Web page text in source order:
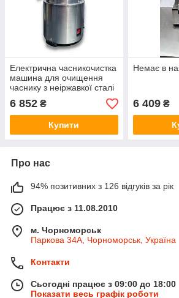
Електрична часникочистка
машина для очищення
часнику з неіржавкої сталі
Vektor-JC003 (15 кг/год)
6 852 ₴
Купити
Немає в
6 409₴
Про нас
94% позитивних з 126 відгуків за рік
Працює з 11.08.2010
м. Чорноморськ
Паркова 34А, Чорноморськ, Україна
Контакти
Сьогодні працює з 09:00 до 18:00
Показати весь графік роботи